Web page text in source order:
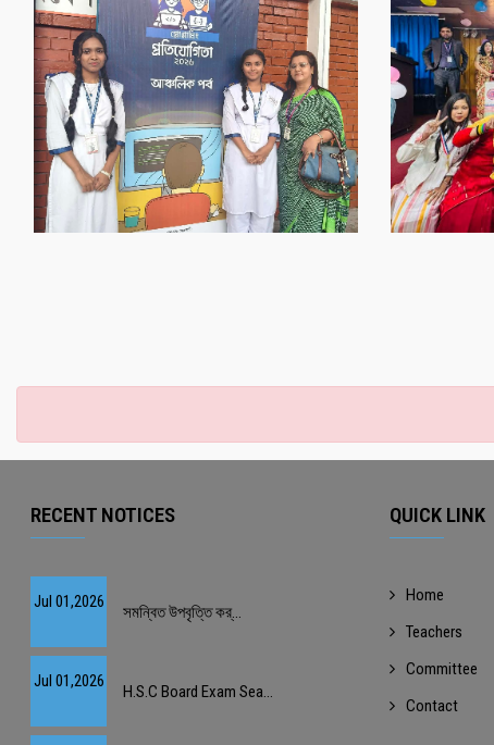
‌গৌর‌বের অর্জন
‌গৌর‌বের অর্জন
RECENT NOTICES
Jul 01,2026
সমন্বিত উপবৃত্তি কর্...
Jul 01,2026
H.S.C Board Exam Sea...
QUICK LINK
Home
Teachers
Committee
Contact